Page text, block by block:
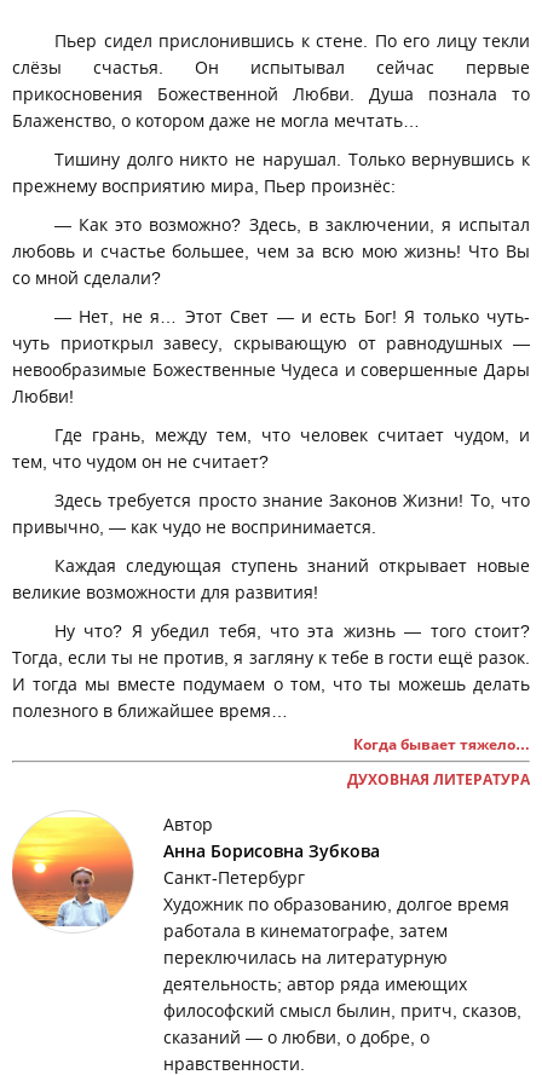
Пьер сидел прислонившись к стене. По его лицу текли
слёзы счастья. Он испытывал сейчас первые
прикосновения Божественной Любви. Душа познала то
Блаженство, о котором даже не могла мечтать…
Тишину долго никто не нарушал. Только вернувшись к
прежнему восприятию мира, Пьер произнёс:
— Как это возможно? Здесь, в заключении, я испытал
любовь и счастье большее, чем за всю мою жизнь! Что Вы
со мной сделали?
— Нет, не я… Этот Свет — и есть Бог! Я только чуть-
чуть приоткрыл завесу, скрывающую от равнодушных —
невообразимые Божественные Чудеса и совершенные Дары
Любви!
Где грань, между тем, что человек считает чудом, и
тем, что чудом он не считает?
Здесь требуется просто знание Законов Жизни! То, что
привычно, — как чудо не воспринимается.
Каждая следующая ступень знаний открывает новые
великие возможности для развития!
Ну что? Я убедил тебя, что эта жизнь — того стоит?
Тогда, если ты не против, я загляну к тебе в гости ещё разок.
И тогда мы вместе подумаем о том, что ты можешь делать
полезного в ближайшее время…
Когда бывает тяжело…
ДУХОВНАЯ ЛИТЕРАТУРА
Автор
Анна Борисовна Зубкова
Санкт-Петербург
Художник по образованию, долгое время
работала в кинематографе, затем
переключилась на литературную
деятельность; автор ряда имеющих
философский смысл былин, притч, сказов,
сказаний — о любви, о добре, о
нравственности.